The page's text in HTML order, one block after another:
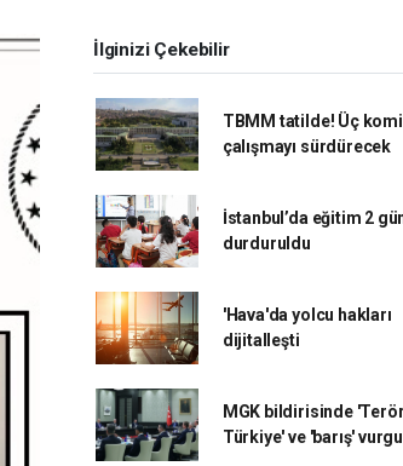
İlginizi Çekebilir
TBMM tatilde! Üç
çalışmayı sürdürecek
İstanbul’da eğitim 2
durduruldu
'Hava'da yolcu hakları
dijitalleşti
MGK bildirisinde
Türkiye' ve 'barış'